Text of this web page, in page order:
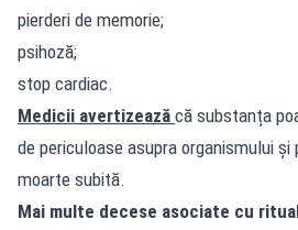
pierderi de memorie;
psihoză;
stop cardiac.
Medicii avertizează că substanța
de periculoase asupra organismului
moarte subită.
Mai multe decese asociate cu